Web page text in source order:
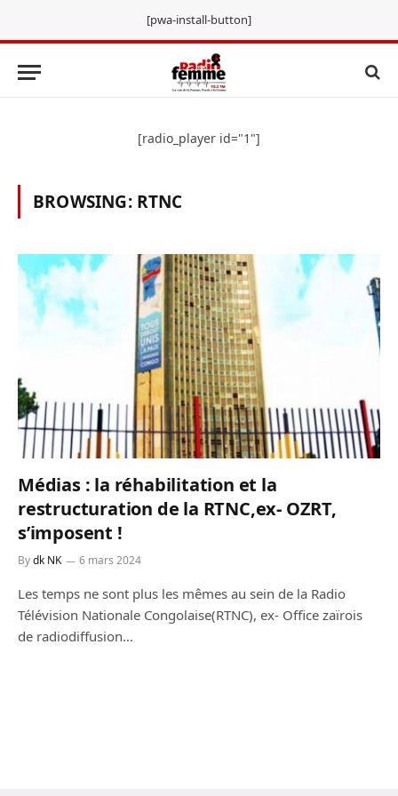
[pwa-install-button]
[radio_player id="1"]
BROWSING: RTNC
Médias : la réhabilitation et la
restructuration de la RTNC,ex- OZRT,
s’imposent !
Bydk NK 6 mars 2024
Les temps ne sont plus les mêmes au sein de la Radio
Télévision Nationale Congolaise(RTNC), ex- Office zaïrois
de radiodiffusion…